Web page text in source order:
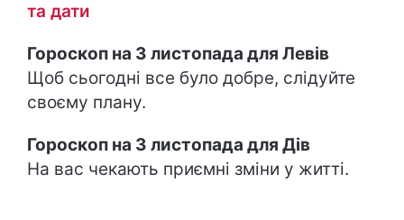
та дати
Гороскоп на 3 листопада для Левів
Щоб сьогодні все було добре, слідуйте
своєму плану.
Гороскоп на 3 листопада для Дів
На вас чекають приємні зміни у житті.